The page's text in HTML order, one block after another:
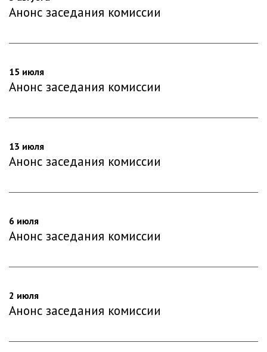
Анонс заседания комиссии
15 июля
Анонс заседания комиссии
13 июля
Анонс заседания комиссии
6 июля
Анонс заседания комиссии
2 июля
Анонс заседания комиссии